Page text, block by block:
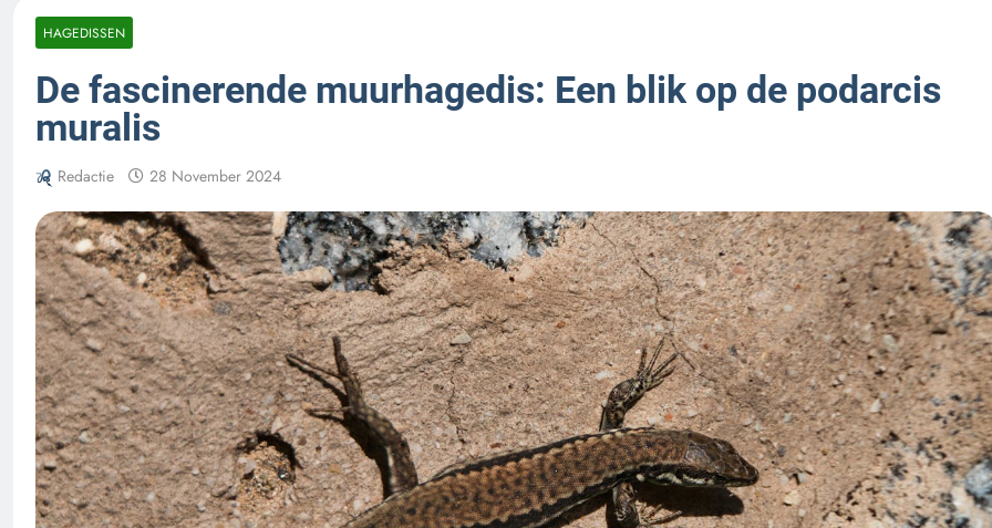
HAGEDISSEN
De fascinerende muurhagedis: Een blik op de podarcis
muralis
Redactie 28 November 2024